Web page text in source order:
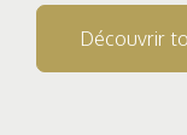
Découvrir